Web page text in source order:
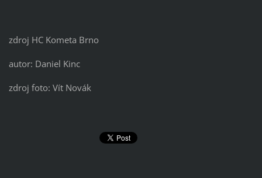
zdroj HC Kometa Brno
autor: Daniel Kinc
zdroj foto: Vít Novák